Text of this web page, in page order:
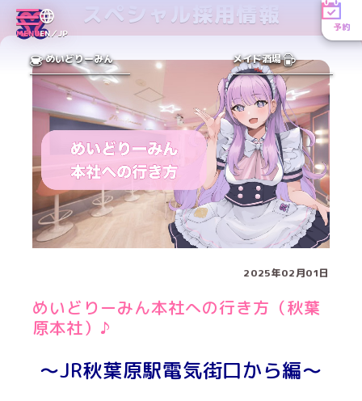
MENUEN／JP
予約
めいどりーみん メイド酒場
スペシャル採用情報
2025年02月01日
めいどりーみん本社への行き方（秋葉
原本社）♪
～JR秋葉原駅電気街口から編～